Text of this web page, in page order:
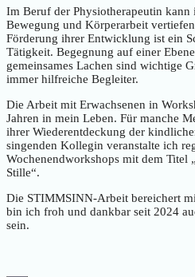
Im Beruf der Physiotherapeutin
Bewegung und Körperarbeit
Förderung ihrer Entwicklung ist ein
Tätigkeit. Begegnung auf einer
gemeinsames Lachen sind wichtige
immer hilfreiche Begleiter.
Die Arbeit mit Erwachsenen in
Jahren in mein Leben. Für manche
ihrer Wiederentdeckung der
singenden Kollegin veranstalte ich
Wochenendworkshops mit dem Titel
Stille“.
Die STIMMSINN-Arbeit bereichert
bin ich froh und dankbar seit 2024
sein.